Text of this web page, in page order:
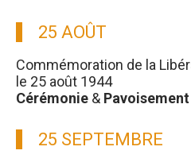
25 AOÛT
Commémoration de la
le 25 août 1944
Cérémonie & Pavoisement
25 SEPTEMBRE